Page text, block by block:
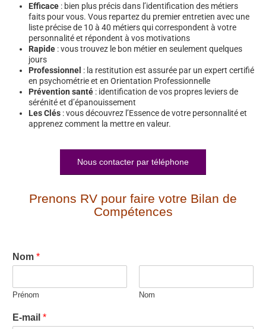
Efficace : bien plus précis dans l’identification des métiers
faits pour vous. Vous repartez du premier entretien avec une
liste précise de 10 à 40 métiers qui correspondent à votre
personnalité et répondent à vos motivations
Rapide : vous trouvez le bon métier en seulement quelques
jours
Professionnel : la restitution est assurée par un expert certifié
en psychométrie et en Orientation Professionnelle
Prévention santé : identification de vos propres leviers de
sérénité et d’épanouissement
Les Clés : vous découvrez l’Essence de votre personnalité et
apprenez comment la mettre en valeur.
Nous contacter par téléphone
Prenons RV pour faire votre Bilan de
Compétences
Nom *
Prénom Nom
E-mail *